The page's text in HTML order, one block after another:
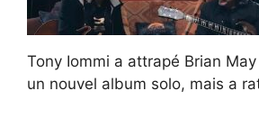
Tony Iommi a attrapé Brian
un nouvel album solo, mais a